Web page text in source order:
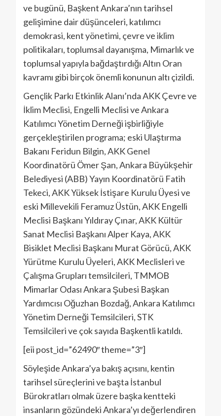
ve bugünü, Başkent Ankara’nın tarihsel
gelişimine dair düşünceleri, katılımcı
demokrasi, kent yönetimi, çevre ve iklim
politikaları, toplumsal dayanışma, Mimarlık ve
toplumsal yapıyla bağdaştırdığı Altın Oran
kavramı gibi birçok önemli konunun altı çizildi.
Gençlik Parkı Etkinlik Alanı’nda AKK Çevre ve
İklim Meclisi, Engelli Meclisi ve Ankara
Katılımcı Yönetim Derneği işbirliğiyle
gerçekleştirilen programa; eski Ulaştırma
Bakanı Feridun Bilgin, AKK Genel
Koordinatörü Ömer Şan, Ankara Büyükşehir
Belediyesi (ABB) Yayın Koordinatörü Fatih
Tekeci, AKK Yüksek İstişare Kurulu Üyesi ve
eski Millevekili Feramuz Üstün, AKK Engelli
Meclisi Başkanı Yıldıray Çınar, AKK Kültür
Sanat Meclisi Başkanı Alper Kaya, AKK
Bisiklet Meclisi Başkanı Murat Görücü, AKK
Yürütme Kurulu Üyeleri, AKK Meclisleri ve
Çalışma Grupları temsilcileri, TMMOB
Mimarlar Odası Ankara Şubesi Başkan
Yardımcısı Oğuzhan Bozdağ, Ankara Katılımcı
Yönetim Derneği Temsilcileri, STK
Temsilcileri ve çok sayıda Başkentli katıldı.
[eii post_id=”62490″ theme=”3″]
Söyleşide Ankara’ya bakış açısını, kentin
tarihsel süreçlerini ve başta İstanbul
Bürokratları olmak üzere başka kentteki
insanların gözündeki Ankara’yı değerlendiren